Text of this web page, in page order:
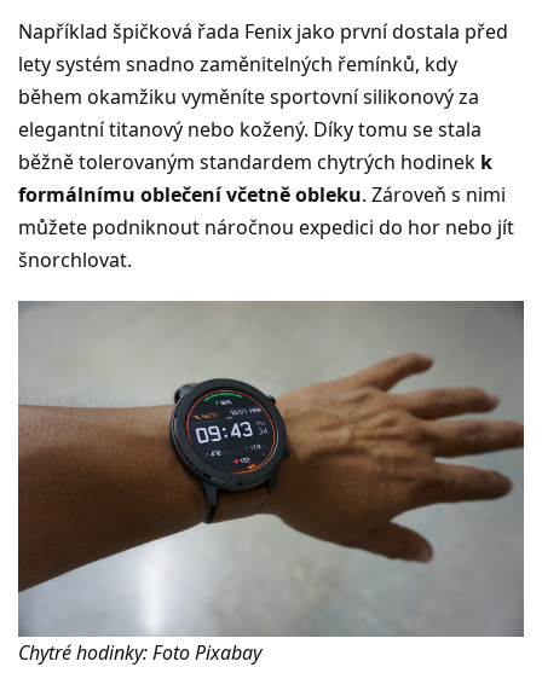
Například špičková řada Fenix jako první dostala před
lety systém snadno zaměnitelných řemínků, kdy
během okamžiku vyměníte sportovní silikonový za
elegantní titanový nebo kožený. Díky tomu se stala
běžně tolerovaným standardem chytrých hodinek k
formálnímu oblečení včetně obleku. Zároveň s nimi
můžete podniknout náročnou expedici do hor nebo jít
šnorchlovat.
Chytré hodinky: Foto Pixabay